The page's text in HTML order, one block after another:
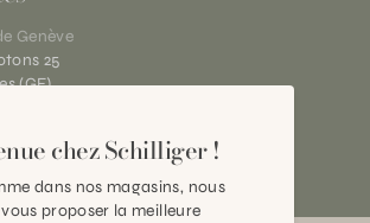
Genève
25
(GE)
chez Schilliger !
dans nos magasins, nous
proposer la meilleure